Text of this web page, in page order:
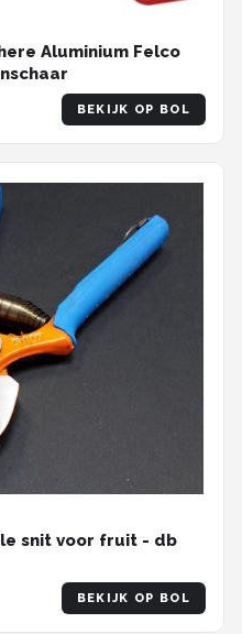
Aluminium Felco
BEKIJK OP BOL
snit voor fruit - db
BEKIJK OP BOL